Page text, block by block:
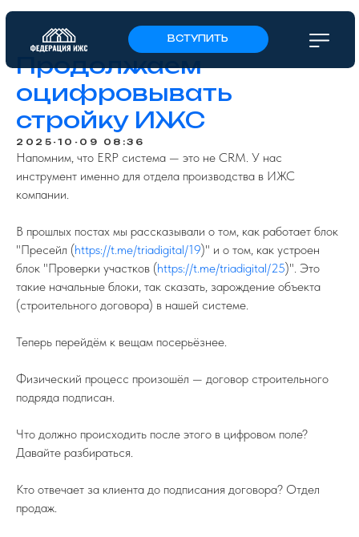
ВСТУПИТЬ
Продолжаем
оцифровывать
стройку ИЖС
2025-10-09 08:36
Напомним, что ERP система — это не CRM. У нас
инструмент именно для отдела производства в ИЖС
компании.
В прошлых постах мы рассказывали о том, как работает блок
"Пресейл (https://t.me/triadigital/19)" и о том, как устроен
блок "Проверки участков (https://t.me/triadigital/25)". Это
такие начальные блоки, так сказать, зарождение объекта
(строительного договора) в нашей системе.
Теперь перейдём к вещам посерьёзнее.
Физический процесс произошёл — договор строительного
подряда подписан.
Что должно происходить после этого в цифровом поле?
Давайте разбираться.
Кто отвечает за клиента до подписания договора? Отдел
продаж.